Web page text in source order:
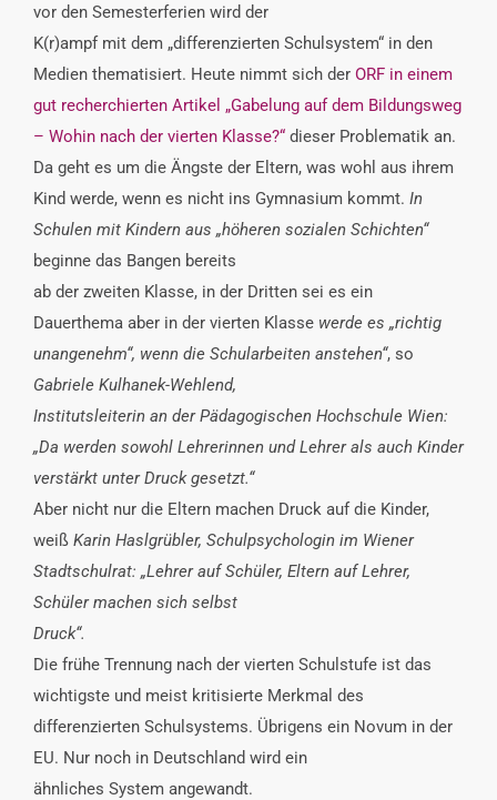
vor den Semesterferien wird der
K(r)ampf mit dem „differenzierten Schulsystem“ in den
Medien thematisiert. Heute nimmt sich der ORF in einem
gut recherchierten Artikel „Gabelung auf dem Bildungsweg
– Wohin nach der vierten Klasse?“ dieser Problematik an.
Da geht es um die Ängste der Eltern, was wohl aus ihrem
Kind werde, wenn es nicht ins Gymnasium kommt. In
Schulen mit Kindern aus „höheren sozialen Schichten“
beginne das Bangen bereits
ab der zweiten Klasse, in der Dritten sei es ein
Dauerthema aber in der vierten Klasse werde es „richtig
unangenehm“, wenn die Schularbeiten anstehen“, so
Gabriele Kulhanek-Wehlend,
Institutsleiterin an der Pädagogischen Hochschule Wien:
„Da werden sowohl Lehrerinnen und Lehrer als auch Kinder
verstärkt unter Druck gesetzt.“
Aber nicht nur die Eltern machen Druck auf die Kinder,
weiß Karin Haslgrübler, Schulpsychologin im Wiener
Stadtschulrat: „Lehrer auf Schüler, Eltern auf Lehrer,
Schüler machen sich selbst
Druck“.
Die frühe Trennung nach der vierten Schulstufe ist das
wichtigste und meist kritisierte Merkmal des
differenzierten Schulsystems. Übrigens ein Novum in der
EU. Nur noch in Deutschland wird ein
ähnliches System angewandt.